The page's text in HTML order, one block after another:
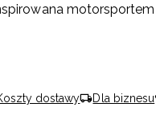
motorsportem
dostawy Dla biznesu